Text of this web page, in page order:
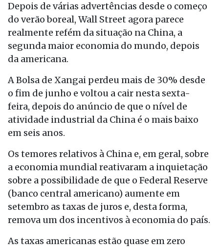
Depois de várias advertências desde o começo
do verão boreal, Wall Street agora parece
realmente refém da situação na China, a
segunda maior economia do mundo, depois
da americana.
A Bolsa de Xangai perdeu mais de 30% desde
o fim de junho e voltou a cair nesta sexta-
feira, depois do anúncio de que o nível de
atividade industrial da China é o mais baixo
em seis anos.
Os temores relativos à China e, em geral, sobre
a economia mundial reativaram a inquietação
sobre a possibilidade de que o Federal Reserve
(banco central americano) aumente em
setembro as taxas de juros e, desta forma,
remova um dos incentivos à economia do país.
As taxas americanas estão quase em zero